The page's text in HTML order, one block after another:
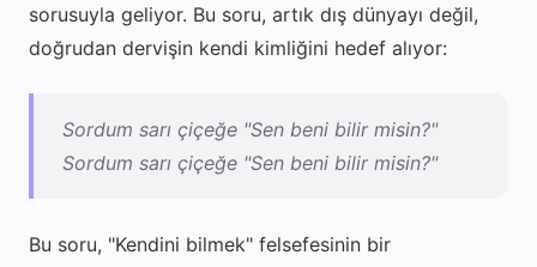
sorusuyla geliyor. Bu soru, artık dış dünyayı değil,
doğrudan dervişin kendi kimliğini hedef alıyor:
Sordum sarı çiçeğe "Sen beni bilir misin?"
Sordum sarı çiçeğe "Sen beni bilir misin?"
Bu soru, "Kendini bilmek" felsefesinin bir